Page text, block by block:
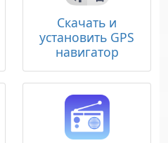
Скачать и
установить GPS
навигатор